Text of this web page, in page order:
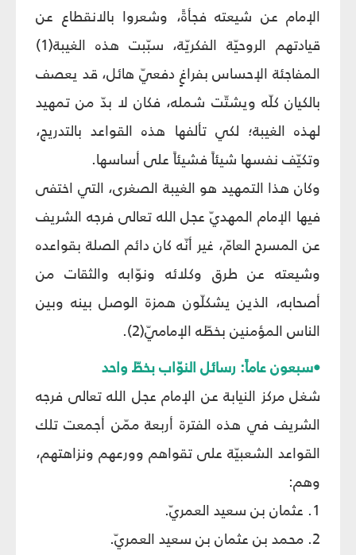
الإمام عن شيعته فجأةً، وشعروا بالانقطاع عن
قيادتهم الروحيّة الفكريّة، سبّبت هذه الغيبة(1)
المفاجئة الإحساس بفراغٍ دفعيّ هائل، قد يعصف
بالكيان كلّه ويشتّت شمله، فكان لا بدّ من تمهيد
لهذه الغيبة؛ لكي تألفها هذه القواعد بالتدريج،
وتكيّف نفسها شيئاً فشيئاً على أساسها.
وكان هذا التمهيد هو الغيبة الصغرى، التي اختفى
فيها الإمام المهديّ عجل الله تعالى فرجه الشريف
عن المسرح العامّ، غير أنّه كان دائم الصلة بقواعده
وشيعته عن طرق وكلائه ونوّابه والثقات من
أصحابه، الذين يشكلّون همزة الوصل بينه وبين
الناس المؤمنين بخطّه الإماميّ(2).
•سبعون عاماً: رسائل النوّاب بخطّ واحد
شغل مركز النيابة عن الإمام عجل الله تعالى فرجه
الشريف في هذه الفترة أربعة ممّن أجمعت تلك
القواعد الشعبيّة على تقواهم وورعهم ونزاهتهم،
وهم:
1. عثمان بن سعيد العمريّ.
2. محمد بن عثمان بن سعيد العمريّ.